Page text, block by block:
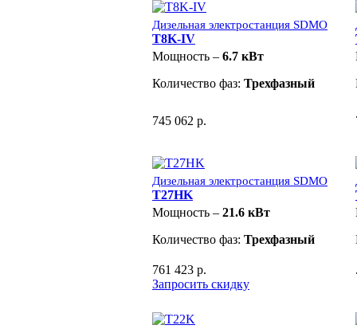
Дизельная электростанция SDMO
T8K-IV
Мощность – 6.7 кВт
Количество фаз: Трехфазный
745 062 р.
Дизельная электростанция SDMO
T27HK
Мощность – 21.6 кВт
Количество фаз: Трехфазный
761 423 р.
Запросить скидку